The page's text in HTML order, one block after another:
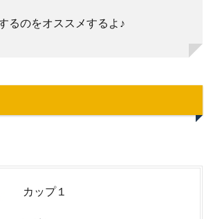
るのをオススメするよ♪
カップ１